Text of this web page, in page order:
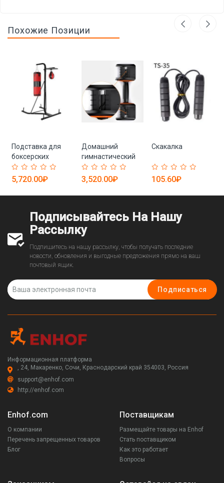
Похожие Позиции
Подставка для
боксерских
мешков
5,720.00₽
Домашний
гимнастический
набор гантелей
3,520.00₽
Скакалка
105.60₽
Подписывайтесь На Нашу
Рассылку
Подпишитесь на нашу рассылку, чтобы получать последние
новости, обновления и выгодные предложения прямо на ваш
почтовый ящик.
Подписаться
Информационная платформа
, 24, Макаренко, Сочи, Краснодарский край 354003, Россия
support@enhof.com
http://enhof.com
Enhof.com
О компании
Перечень запрещенных товаров
Блог
Поставщикам
Размещайте товары на Enhof
Стать поставщиком
Как это работает
Вопросы